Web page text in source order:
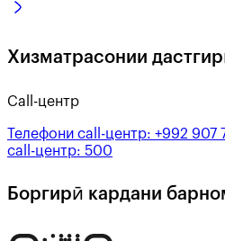
Хизматрасонии
Call-центр
Телефони call-центр: +992 907
call-центр: 500
Боргирӣ кардани